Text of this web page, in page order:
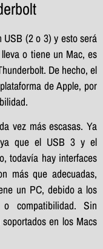
USB (2 o 3) y esto será
o tiene un Mac, es
De hecho, el
de Apple, por
vez más escasas. Ya
que el USB 3 y el
todavía hay interfaces
más que adecuadas,
un PC, debido a los
o compatibilidad. Sin
en los Macs